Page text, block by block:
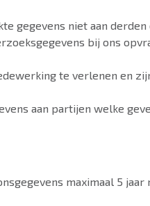
gegevens niet aan
bij ons
te verlenen en
aan partijen welke
maximaal 5